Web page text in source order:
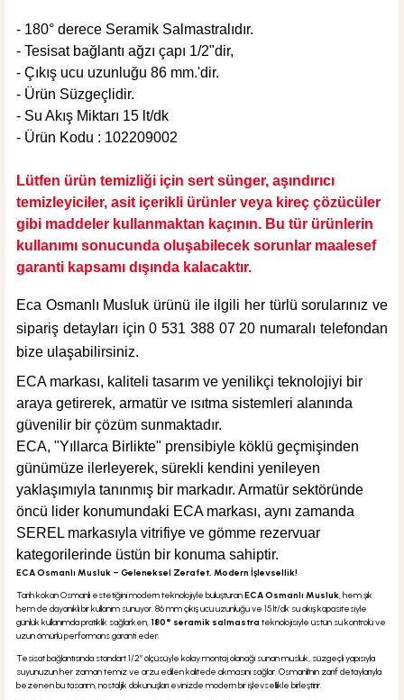
- 180° derece Seramik Salmastralıdır.
- Tesisat bağlantı ağzı çapı 1/2"dir,
- Çıkış ucu uzunluğu 86 mm.'dir.
- Ürün Süzgeçlidir.
- Su Akış Miktarı 15 lt/dk
- Ürün Kodu : 102209002
Lütfen ürün temizliği için sert sünger, aşındırıcı
temizleyiciler, asit içerikli ürünler veya kireç çözücüler
gibi maddeler kullanmaktan kaçının. Bu tür ürünlerin
kullanımı sonucunda oluşabilecek sorunlar maalesef
garanti kapsamı dışında kalacaktır.
Eca Osmanlı Musluk ürünü ile ilgili her türlü sorularınız ve
sipariş detayları için 0 531 388 07 20 numaralı telefondan
bize ulaşabilirsiniz.
ECA markası, kaliteli tasarım ve yenilikçi teknolojiyi bir
araya getirerek, armatür ve ısıtma sistemleri alanında
güvenilir bir çözüm sunmaktadır.
ECA, "Yıllarca Birlikte" prensibiyle köklü geçmişinden
günümüze ilerleyerek, sürekli kendini yenileyen
yaklaşımıyla tanınmış bir markadır. Armatür sektöründe
öncü lider konumundaki ECA markası, aynı zamanda
SEREL markasıyla vitrifiye ve gömme rezervuar
kategorilerinde üstün bir konuma sahiptir.
ECA Osmanlı Musluk – Geleneksel Zerafet, Modern İşlevsellik!
Tarih kokan Osmanlı estetiğini modern teknolojiyle buluşturanECA Osmanlı Musluk, hem şık
hem de dayanıklı bir kullanım sunuyor. 86 mm çıkış ucu uzunluğu ve 15 lt/dk su akış kapasitesiyle
günlük kullanımda pratiklik sağlarken, 180° seramik salmastra teknolojisiyle üstün su kontrolü ve
uzun ömürlü performans garanti eder.
Tesisat bağlantısında standart 1/2” ölçüsüyle kolay montaj olanağı sunan musluk, süzgeçli yapısıyla
suyunuzun her zaman temiz ve arzu edilen kalitede akmasını sağlar. Osmanlı'nın zarif detaylarıyla
bezenen bu tasarım, nostaljik dokunuşları evinizde modern bir işlevsellikle birleştirir.